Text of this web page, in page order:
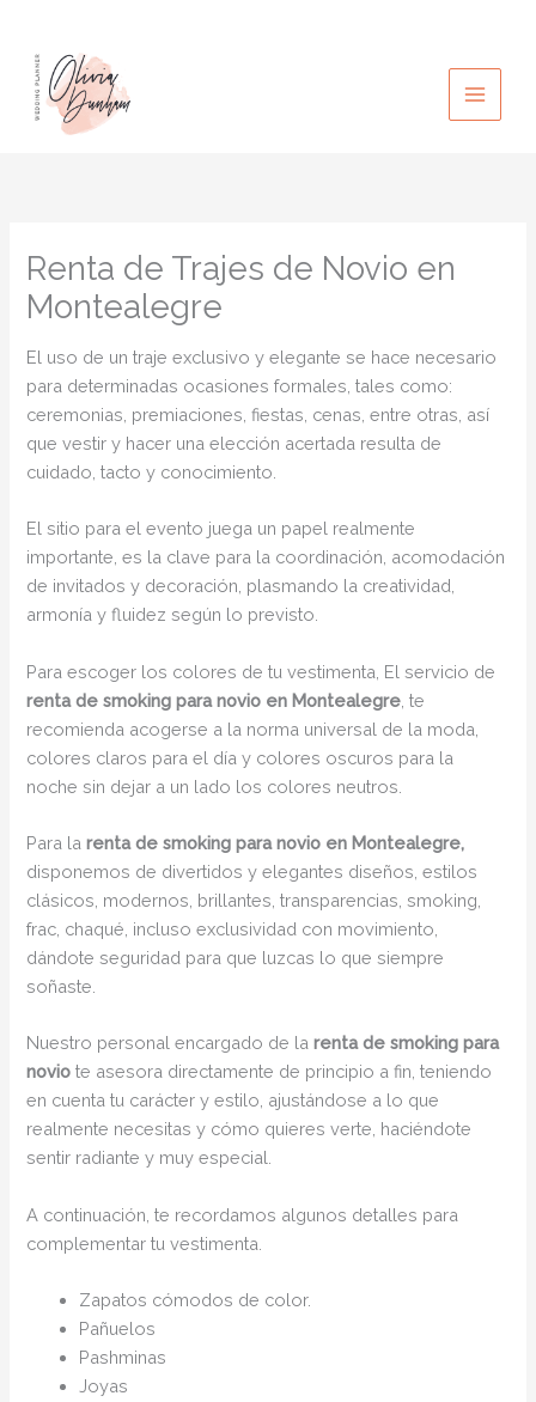
contenido
Renta de Trajes de Novio en
Montealegre
El uso de un traje exclusivo y elegante se hace necesario
para determinadas ocasiones formales, tales como:
ceremonias, premiaciones, fiestas, cenas, entre otras, así
que vestir y hacer una elección acertada resulta de
cuidado, tacto y conocimiento.
El sitio para el evento juega un papel realmente
importante, es la clave para la coordinación, acomodación
de invitados y decoración, plasmando la creatividad,
armonía y fluidez según lo previsto.
Para escoger los colores de tu vestimenta, El servicio de
renta de smoking para novio en Montealegre , te
recomienda acogerse a la norma universal de la moda,
colores claros para el día y colores oscuros para la
noche sin dejar a un lado los colores neutros.
Para larenta de smoking para novio en Montealegre,
disponemos de divertidos y elegantes diseños, estilos
clásicos, modernos, brillantes, transparencias, smoking,
frac, chaqué, incluso exclusividad con movimiento,
dándote seguridad para que luzcas lo que siempre
soñaste.
Nuestro personal encargado de larenta de smoking para
novio te asesora directamente de principio a fin, teniendo
en cuenta tu carácter y estilo, ajustándose a lo que
realmente necesitas y cómo quieres verte, haciéndote
sentir radiante y muy especial.
A continuación, te recordamos algunos detalles para
complementar tu vestimenta.
Zapatos cómodos de color.
Pañuelos
Pashminas
Joyas